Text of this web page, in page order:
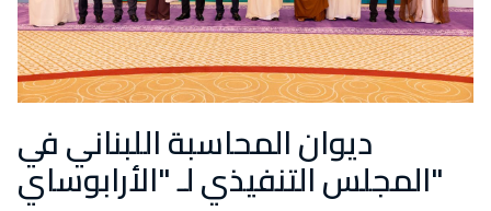
ديوان المحاسبة اللبناني في
المجلس التنفيذي لـ "الأرابوساي"